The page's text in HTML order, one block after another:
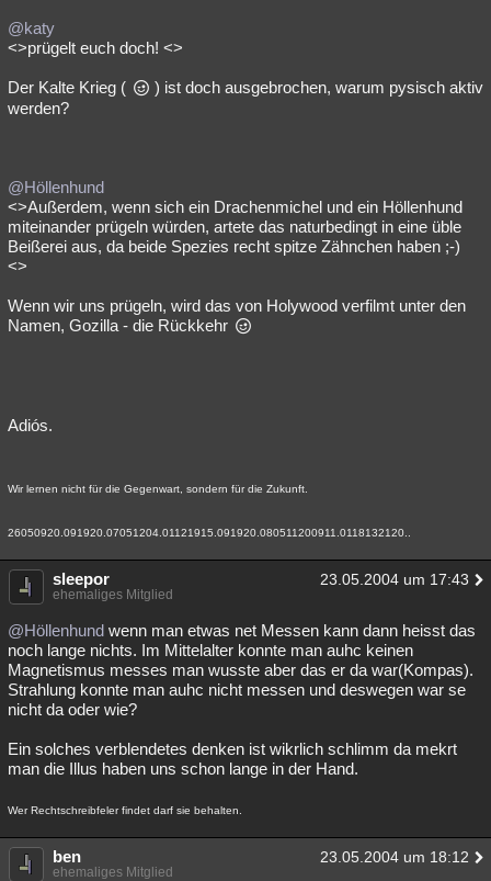
@katy
<>prügelt euch doch! <>
Der Kalte Krieg (
) ist doch ausgebrochen, warum pysisch aktiv
werden?
@Höllenhund
<>Außerdem, wenn sich ein Drachenmichel und ein Höllenhund
miteinander prügeln würden, artete das naturbedingt in eine üble
Beißerei aus, da beide Spezies recht spitze Zähnchen haben ;-)
<>
Wenn wir uns prügeln, wird das von Holywood verfilmt unter den
Namen, Gozilla - die Rückkehr
Adiós.
Wir lernen nicht für die Gegenwart, sondern für die Zukunft.
26050920.091920.07051204.01121915.091920.080511200911.0118132120..
sleepor 23.05.2004 um 17:43
ehemaliges Mitglied
@Höllenhund wenn man etwas net Messen kann dann heisst das
noch lange nichts. Im Mittelalter konnte man auhc keinen
Magnetismus messes man wusste aber das er da war(Kompas).
Strahlung konnte man auhc nicht messen und deswegen war se
nicht da oder wie?
Ein solches verblendetes denken ist wikrlich schlimm da mekrt
man die Illus haben uns schon lange in der Hand.
Wer Rechtschreibfeler findet darf sie behalten.
ben 23.05.2004 um 18:12
ehemaliges Mitglied